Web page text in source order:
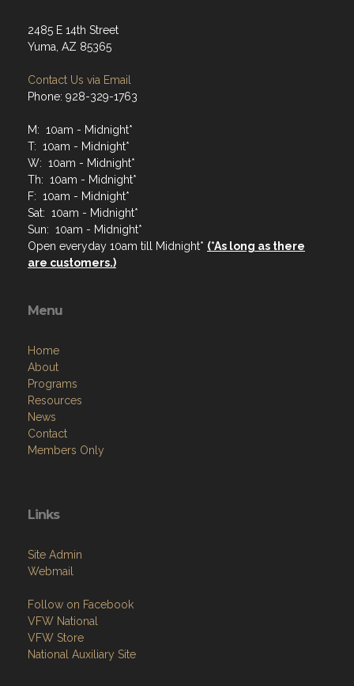
2485 E 14th Street
Yuma, AZ 85365
Contact Us via Email
Phone: 928-329-1763
M: 10am - Midnight*
T: 10am - Midnight*
W: 10am - Midnight*
Th: 10am - Midnight*
F: 10am - Midnight*
Sat: 10am - Midnight*
Sun: 10am - Midnight*
Open everyday 10am till Midnight* (*As long as there
are customers.)
Menu
Home
About
Programs
Resources
News
Contact
Members Only
Links
Site Admin
Webmail
Follow on Facebook
VFW National
VFW Store
National Auxiliary Site